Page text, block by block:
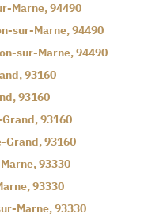
Marne,94490
sur-Marne,94490
sur-Marne,94490
,93160
,93160
,93160
Grand,93160
,93330
,93330
Marne,93330